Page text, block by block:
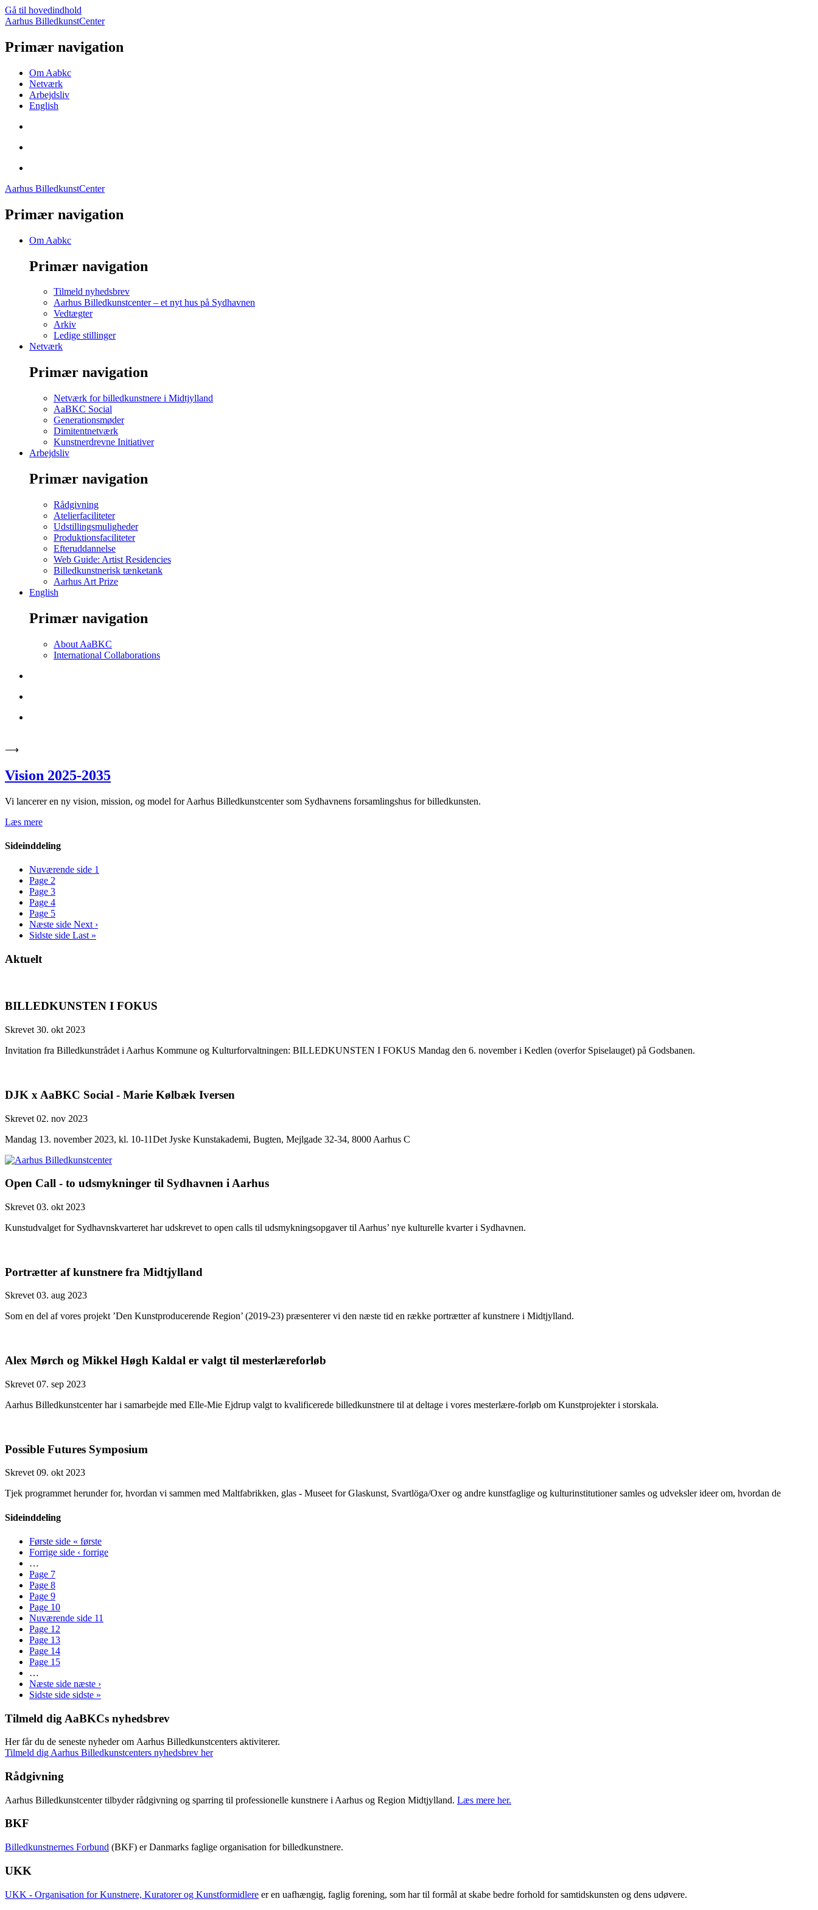
Gå til hovedindhold
Aarhus BilledkunstCenter
Primær navigation
Om Aabkc
Netværk
Arbejdsliv
English
Aarhus BilledkunstCenter
Primær navigation
Om Aabkc
Primær navigation
Tilmeld nyhedsbrev
Aarhus Billedkunstcenter – et nyt hus på Sydhavnen
Vedtægter
Arkiv
Ledige stillinger
Netværk
Primær navigation
Netværk for billedkunstnere i Midtjylland
AaBKC Social
Generationsmøder
Dimitentnetværk
Kunstnerdrevne Initiativer
Arbejdsliv
Primær navigation
Rådgivning
Atelierfaciliteter
Udstillingsmuligheder
Produktionsfaciliteter
Efteruddannelse
Web Guide: Artist Residencies
Billedkunstnerisk tænketank
Aarhus Art Prize
English
Primær navigation
About AaBKC
International Collaborations
⟶
Vision 2025-2035
Vi lancerer en ny vision, mission, og model for Aarhus Billedkunstcenter som Sydhavnens forsamlingshus for billedkunsten.
Læs mere
Sideinddeling
Nuværende side 1
Page 2
Page 3
Page 4
Page 5
Næste side Next ›
Sidste side Last »
Aktuelt
BILLEDKUNSTEN I FOKUS
Skrevet 30. okt 2023
Invitation fra Billedkunstrådet i Aarhus Kommune og Kulturforvaltningen: BILLEDKUNSTEN I FOKUS Mandag den 6. november i Kedlen (overfor Spiselauget) på Godsbanen.
DJK x AaBKC Social - Marie Kølbæk Iversen
Skrevet 02. nov 2023
Mandag 13. november 2023, kl. 10-11Det Jyske Kunstakademi, Bugten, Mejlgade 32-34, 8000 Aarhus C
Open Call - to udsmykninger til Sydhavnen i Aarhus
Skrevet 03. okt 2023
Kunstudvalget for Sydhavnskvarteret har udskrevet to open calls til udsmykningsopgaver til Aarhus’ nye kulturelle kvarter i Sydhavnen.
Portrætter af kunstnere fra Midtjylland
Skrevet 03. aug 2023
Som en del af vores projekt ’Den Kunstproducerende Region’ (2019-23) præsenterer vi den næste tid en række portrætter af kunstnere i Midtjylland.
Alex Mørch og Mikkel Høgh Kaldal er valgt til mesterlæreforløb
Skrevet 07. sep 2023
Aarhus Billedkunstcenter har i samarbejde med Elle-Mie Ejdrup valgt to kvalificerede billedkunstnere til at deltage i vores mesterlære-forløb om Kunstprojekter i storskala.
Possible Futures Symposium
Skrevet 09. okt 2023
Tjek programmet herunder for, hvordan vi sammen med Maltfabrikken, glas - Museet for Glaskunst, Svartlöga/Oxer og andre kunstfaglige og kulturinstitutioner samles og udveksler ideer om, hvordan de
Sideinddeling
Første side « første
Forrige side ‹ forrige
…
Page 7
Page 8
Page 9
Page 10
Nuværende side 11
Page 12
Page 13
Page 14
Page 15
…
Næste side næste ›
Sidste side sidste »
Tilmeld dig AaBKCs nyhedsbrev
Her får du de seneste nyheder om Aarhus Billedkunstcenters aktiviterer.
Tilmeld dig Aarhus Billedkunstcenters nyhedsbrev her
Rådgivning
Aarhus Billedkunstcenter tilbyder rådgivning og sparring til professionelle kunstnere i Aarhus og Region Midtjylland. Læs mere her.
BKF
Billedkunstnernes Forbund (BKF) er Danmarks faglige organisation for billedkunstnere.
UKK
UKK - Organisation for Kunstnere, Kuratorer og Kunstformidlere er en uafhængig, faglig forening, som har til formål at skabe bedre forhold for samtidskunsten og dens udøvere.